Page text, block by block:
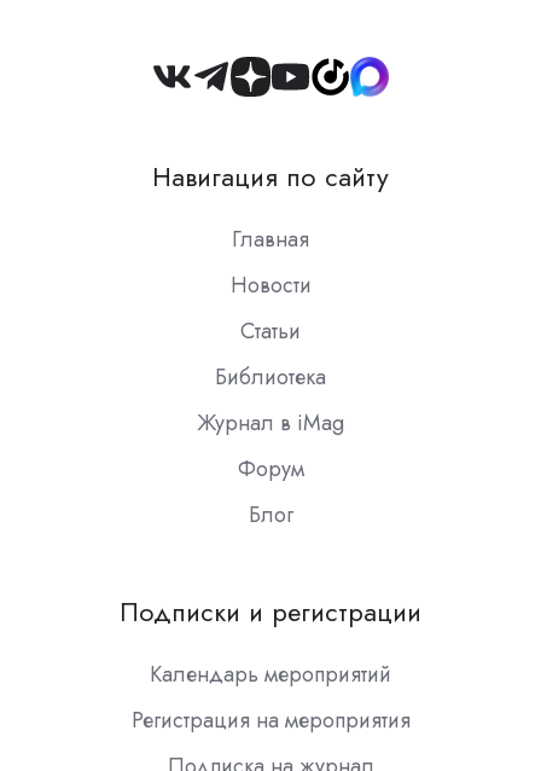
Join
Slack
Навигация по сайту
Главная
Новости
Статьи
Библиотека
Журнал в iMag
Форум
Блог
Подписки и регистрации
Календарь мероприятий
Регистрация на мероприятия